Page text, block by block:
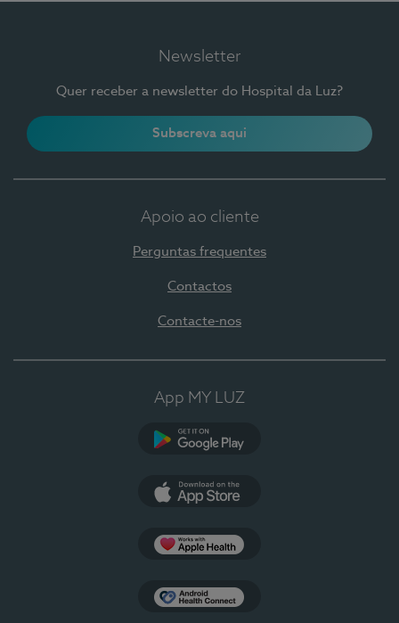
Newsletter
Quer receber a newsletter do Hospital da Luz?
Subscreva aqui
Apoio ao cliente
Perguntas frequentes
Contactos
Contacte-nos
App MY LUZ